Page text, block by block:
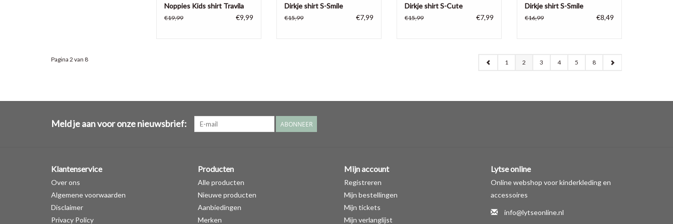
Noppies Kids shirt Travila
€19,99 €9,99
Dirkje shirt S-Smile
€15,99 €7,99
Dirkje shirt S-Cute
€15,99 €7,99
Dirkje shirt S-Smile
€16,99 €8,49
Pagina 2 van 8 1 2 3 4 5 8
Meld je aan voor onze nieuwsbrief: ABONNEER
Klantenservice
Over ons
Algemene voorwaarden
Disclaimer
Privacy Policy
Producten
Alle producten
Nieuwe producten
Aanbiedingen
Merken
Mijn account
Registreren
Mijn bestellingen
Mijn tickets
Mijn verlanglijst
Lytse online
Online webshop voor kinderkleding en
accessoires
info@lytseonline.nl